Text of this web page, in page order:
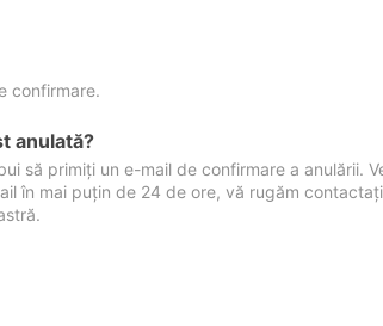
confirmare.
anulată?
să primiți un e-mail de confirmare a anulării.
în mai puțin de 24 de ore, vă rugăm